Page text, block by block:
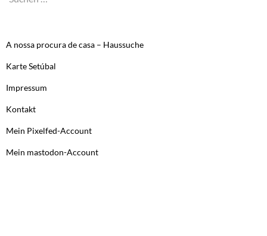
A nossa procura de casa – Haussuche
Karte Setúbal
Impressum
Kontakt
Mein Pixelfed-Account
Mein mastodon-Account